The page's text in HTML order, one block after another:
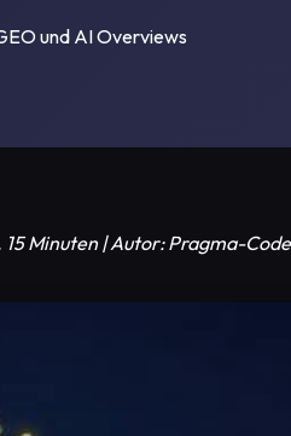
und AI Overviews
Minuten | Autor: Pragma-